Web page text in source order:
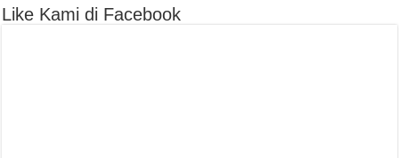
Like Kami di Facebook